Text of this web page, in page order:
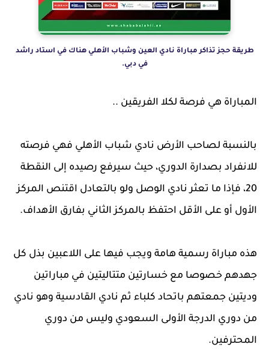
طريقة حجز تذاكر مباراة نادي العين وشباب الأهلي هناك في استاد راشد
في دبي.
المباراة هي فرصة لكلا الفريقين ..
بالنسبة لصاحب الأرض نادي شباب الأهلي فهي فرصته
للانفراد بصدارة الدوري، حيث سيرفع رصيده إلى النقطة
20، فإذا ما تعثر نادي الوصل ولو بالتعادل اقتنص المركز
الأول أو على الأقل احتفظ بالمركز الثاني بفارق الأهداف.
هذه مباراة رسمية هامة ويجب فيها على اللاعبين بذل كل
جهدهم خصوصا مع خسارتين متتاليتين في مباراتين
وديتين جمعتهم باتحاد كلباء ثم نادي القادسية وهو نادي
من دوري الدرجة الأولى السعودي وليس من دوري
المحترفين.